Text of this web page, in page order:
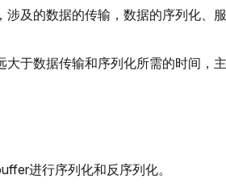
及的数据的传输，数据的序列化、服
于数据传输和序列化所需的时间，主
进行序列化和反序列化。